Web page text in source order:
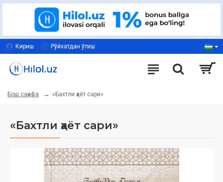
Кириш Рўйхатдан ўтиш
Бош саҳифа «Бахтли ҳаёт сари»
«Бахтли ҳаёт сари»